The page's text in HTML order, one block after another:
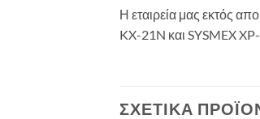
Η εταιρεία μας εκτός
KX-21N και SYSMEX
ΣΧΕΤΙΚΆ